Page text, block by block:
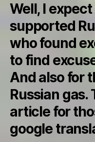
Well, I
supported
who found
to find
And also for
Russian gas.
article for
google